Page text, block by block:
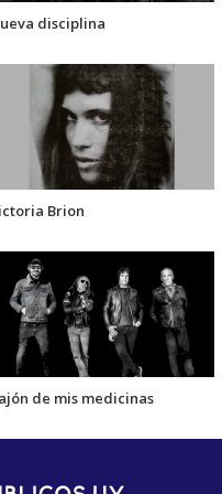
disciplina
Brion
de mis medicinas